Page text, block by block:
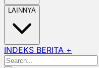
LAINNYA
INDEKS BERITA +